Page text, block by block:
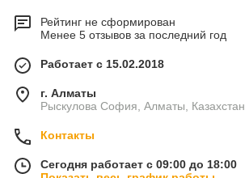
Рейтинг не сформирован
Менее 5 отзывов за последний год
Работает с 15.02.2018
г. Алматы
Рыскулова София, Алматы, Казахстан
Контакты
Сегодня работает с 09:00 до 18:00